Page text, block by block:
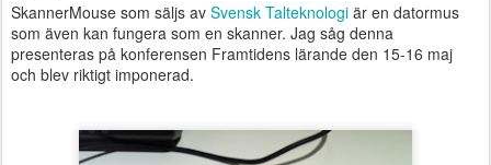
SkannerMouse som säljs av Svensk Talteknologi är en datormus
som även kan fungera som en skanner. Jag såg denna
presenteras på konferensen Framtidens lärande den 15-16 maj
och blev riktigt imponerad.